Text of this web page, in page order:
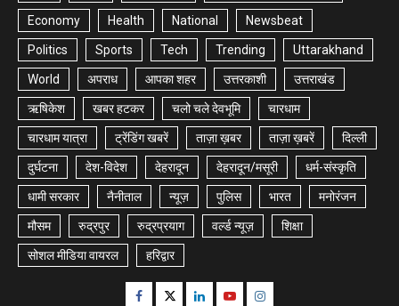
Economy Health National Newsbeat
Politics Sports Tech Trending Uttarakhand
World अपराध आपका शहर उत्तरकाशी उत्तराखंड
ऋषिकेश खबर हटकर चलो चले देवभूमि चारधाम
चारधाम यात्रा ट्रेंडिंग खबरें ताज़ा ख़बर ताज़ा ख़बरें दिल्ली
दुर्घटना देश-विदेश देहरादून देहरादून/मसूरी धर्म-संस्कृति
धामी सरकार नैनीताल न्यूज़ पुलिस भारत मनोरंजन
मौसम रुद्रपुर रुद्रप्रयाग वर्ल्ड न्यूज़ शिक्षा
सोशल मीडिया वायरल हरिद्वार
Facebook
TwitterLinkedinYoutubeInstagram